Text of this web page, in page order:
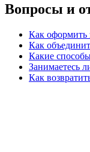
Вопросы и
Как оформить
Как
Какие
Занимаетесь
Как